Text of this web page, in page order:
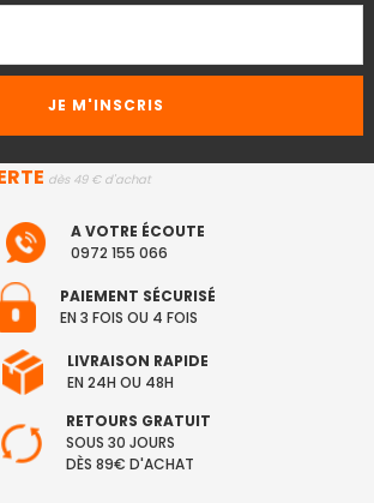
dès 49 € d'achat
A VOTRE ÉCOUTE
0972 155 066
PAIEMENT SÉCURISÉ
EN 3 FOIS OU 4 FOIS
LIVRAISON RAPIDE
EN 24H OU 48H
RETOURS GRATUIT
SOUS 30 JOURS
DÈS 89€ D'ACHAT